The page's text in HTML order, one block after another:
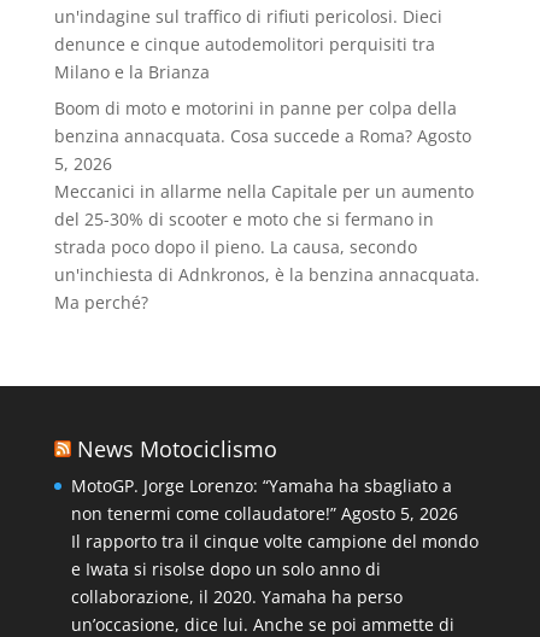
un'indagine sul traffico di rifiuti pericolosi. Dieci
denunce e cinque autodemolitori perquisiti tra
Milano e la Brianza
Boom di moto e motorini in panne per colpa della
benzina annacquata. Cosa succede a Roma? Agosto
5, 2026
Meccanici in allarme nella Capitale per un aumento
del 25-30% di scooter e moto che si fermano in
strada poco dopo il pieno. La causa, secondo
un'inchiesta di Adnkronos, è la benzina annacquata.
Ma perché?
News Motociclismo
MotoGP. Jorge Lorenzo: “Yamaha ha sbagliato a
non tenermi come collaudatore!” Agosto 5, 2026
Il rapporto tra il cinque volte campione del mondo
e Iwata si risolse dopo un solo anno di
collaborazione, il 2020. Yamaha ha perso
un’occasione, dice lui. Anche se poi ammette di